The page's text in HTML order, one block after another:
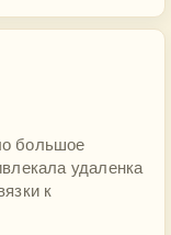
большое
удаленка
к